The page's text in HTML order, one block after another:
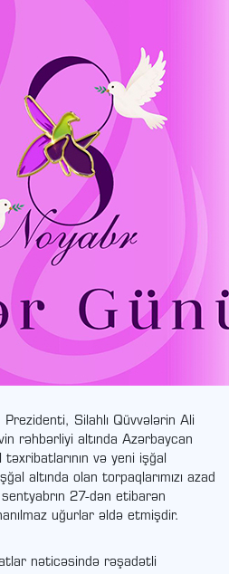
Prezidenti, Silahlı Qüvvələrin Ali
rəhbərliyi altında Azərbaycan
təxribatlarının və yeni işğal
altında olan torpaqlarımızı azad
27-dən etibarən
uğurlar əldə etmişdir.
nəticəsində rəşadətli